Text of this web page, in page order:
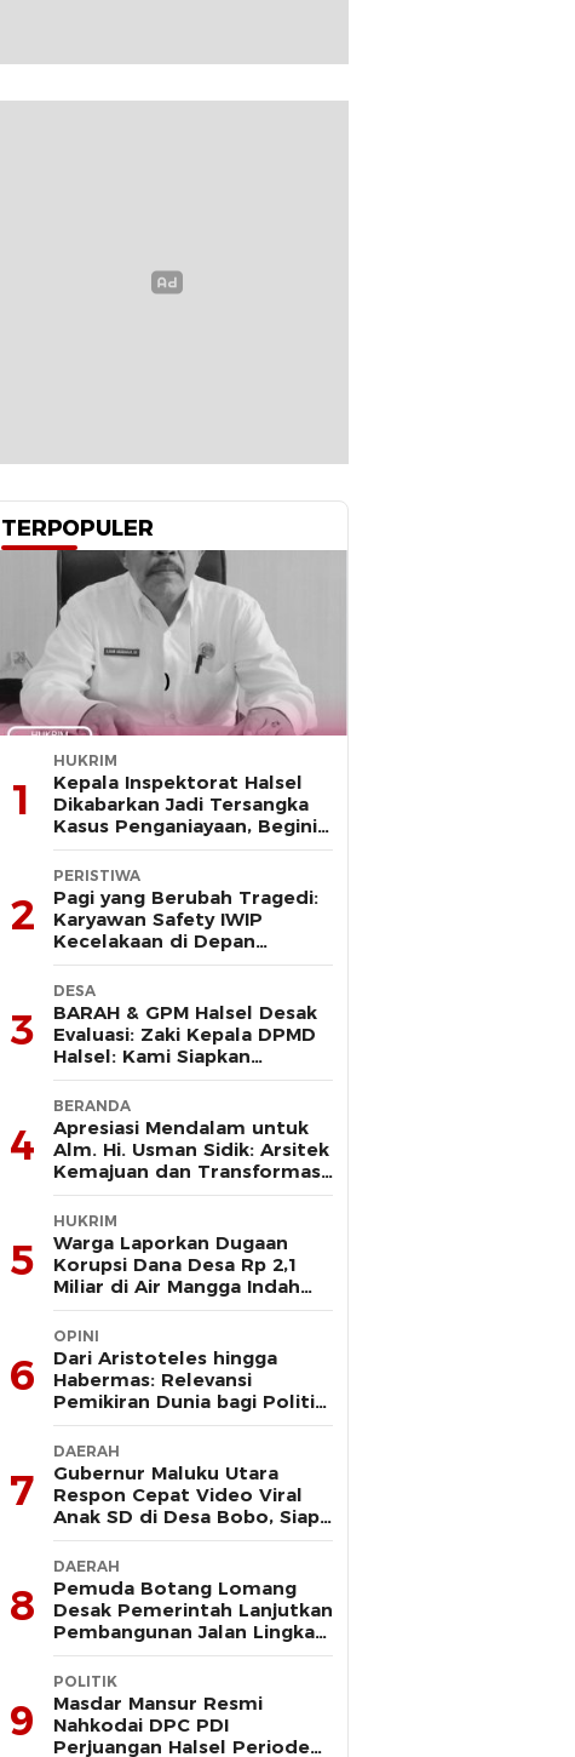
TERPOPULER
1
HUKRIM
Kepala Inspektorat Halsel
Dikabarkan Jadi Tersangka
Kasus Penganiayaan, Begini
Kronologinya
2
PERISTIWA
Pagi yang Berubah Tragedi:
Karyawan Safety IWIP
Kecelakaan di Depan
Gerbang Huafei
3
DESA
BARAH & GPM Halsel Desak
Evaluasi: Zaki Kepala DPMD
Halsel: Kami Siapkan
Karateker (PLt) Desa
Guruapin
4
BERANDA
Apresiasi Mendalam untuk
Alm. Hi. Usman Sidik: Arsitek
Kemajuan dan Transformasi
Halmahera Selatan
5
HUKRIM
Warga Laporkan Dugaan
Korupsi Dana Desa Rp 2,1
Miliar di Air Mangga Indah
Kec Obi ke Polres Halsel
6
OPINI
Dari Aristoteles hingga
Habermas: Relevansi
Pemikiran Dunia bagi Politik
Hukum Maluku Utara
7
DAERAH
Gubernur Maluku Utara
Respon Cepat Video Viral
Anak SD di Desa Bobo, Siap
Bangun Jembatan Gantung
8
DAERAH
Pemuda Botang Lomang
Desak Pemerintah Lanjutkan
Pembangunan Jalan Lingkar:
“Jangan Sampai Bernasib
Sama seperti Proyek PLTD
9
POLITIK
Masdar Mansur Resmi
Nahkodai DPC PDI
Perjuangan Halsel Periode